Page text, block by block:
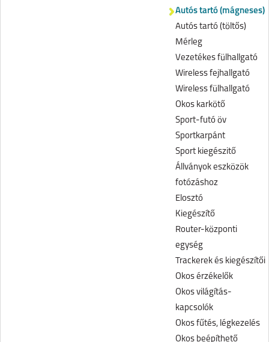
Autós tartó (mágneses)
Autós tartó (töltős)
Mérleg
Vezetékes fülhallgató
Wireless fejhallgató
Wireless fülhallgató
Okos karkötő
Sport-futó öv
Sportkarpánt
Sport kiegészitő
Állványok eszközök
fotózáshoz
Elosztó
Kiegészítő
Router-központi
egység
Trackerek és kiegészítői
Okos érzékelők
Okos világítás-
kapcsolók
Okos fűtés, légkezelés
Okos beépíthető